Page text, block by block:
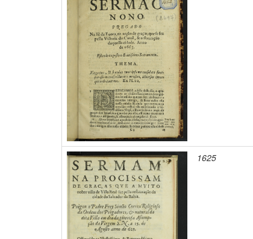
1625